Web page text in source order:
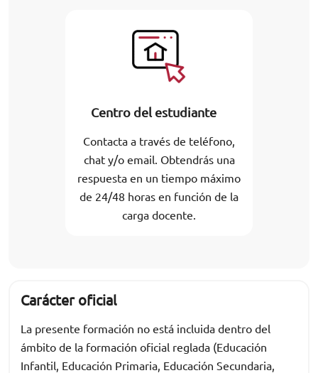
Centro del estudiante
Contacta a través de teléfono,
chat y/o email. Obtendrás una
respuesta en un tiempo máximo
de 24/48 horas en función de la
carga docente.
Carácter oficial
La presente formación no está incluida dentro del
ámbito de la formación oficial reglada (Educación
Infantil, Educación Primaria, Educación Secundaria,